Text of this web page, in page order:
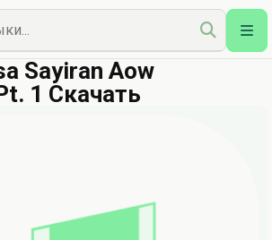
Sayiran Aow
1 Скачать